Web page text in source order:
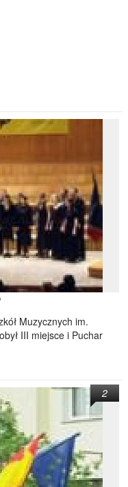
Muzycznych im.
III miejsce i Puchar
2